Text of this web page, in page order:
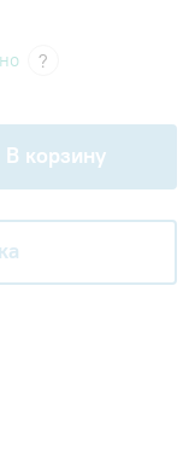
?
В корзину